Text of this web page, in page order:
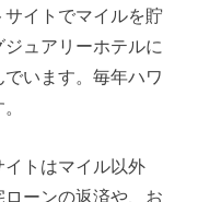
イトでマイルを貯
ュアリーホテルに
でいます。毎年ハワ
トはマイル以外
ーンの返済や、お